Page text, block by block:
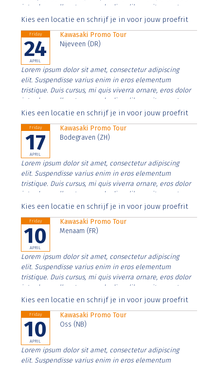
interdum nulla, ut commodo diam libero vitae erat.
Aenean faucibus nibh et justo cursus id rutrum lorem
Kies een locatie en schrijf je in voor jouw proefrit
Friday
24
APRIL
Kawasaki Promo Tour
Nijeveen (DR)
Lorem ipsum dolor sit amet, consectetur adipiscing
elit. Suspendisse varius enim in eros elementum
tristique. Duis cursus, mi quis viverra ornare, eros dolor
interdum nulla, ut commodo diam libero vitae erat.
Aenean faucibus nibh et justo cursus id rutrum lorem
Kies een locatie en schrijf je in voor jouw proefrit
Friday
17
APRIL
Kawasaki Promo Tour
Bodegraven (ZH)
Lorem ipsum dolor sit amet, consectetur adipiscing
elit. Suspendisse varius enim in eros elementum
tristique. Duis cursus, mi quis viverra ornare, eros dolor
interdum nulla, ut commodo diam libero vitae erat.
Aenean faucibus nibh et justo cursus id rutrum lorem
Kies een locatie en schrijf je in voor jouw proefrit
Friday
10
APRIL
Kawasaki Promo Tour
Menaam (FR)
Lorem ipsum dolor sit amet, consectetur adipiscing
elit. Suspendisse varius enim in eros elementum
tristique. Duis cursus, mi quis viverra ornare, eros dolor
interdum nulla, ut commodo diam libero vitae erat.
Aenean faucibus nibh et justo cursus id rutrum lorem
Kies een locatie en schrijf je in voor jouw proefrit
Friday
10
APRIL
Kawasaki Promo Tour
Oss (NB)
Lorem ipsum dolor sit amet, consectetur adipiscing
elit. Suspendisse varius enim in eros elementum